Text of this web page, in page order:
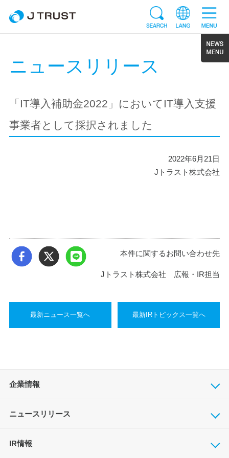
ニュースリリース
「IT導入補助金2022」においてIT導入支援
事業者として採択されました
2022年6月21日
Jトラスト株式会社
本件に関するお問い合わせ先
Jトラスト株式会社 広報・IR担当
最新ニュース一覧へ 最新IRトピックス一覧へ
企業情報
ニュースリリース
IR情報